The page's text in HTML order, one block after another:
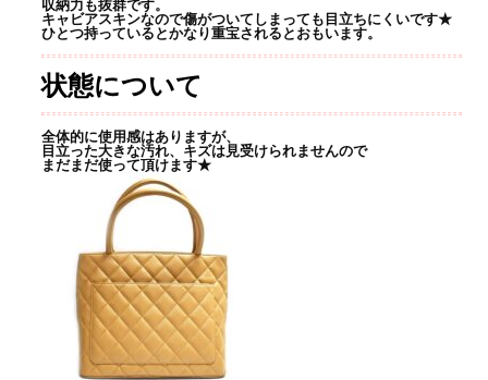
収納力も抜群です。
キャビアスキンなので傷がついてしまっても目立ちにくいです★
ひとつ持っているとかなり重宝されるとおもいます。
状態について
全体的に使用感はありますが、
目立った大きな汚れ、キズは見受けられませんので
まだまだ使って頂けます★